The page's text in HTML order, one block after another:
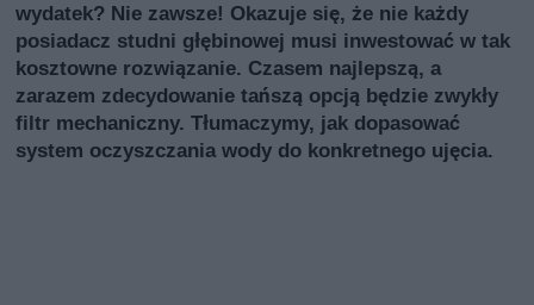
wydatek? Nie zawsze! Okazuje się, że nie każdy
posiadacz studni głębinowej musi inwestować w tak
kosztowne rozwiązanie. Czasem najlepszą, a
zarazem zdecydowanie tańszą opcją będzie zwykły
filtr mechaniczny. Tłumaczymy, jak dopasować
system oczyszczania wody do konkretnego ujęcia.